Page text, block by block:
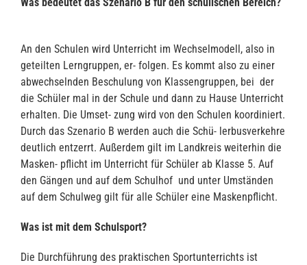
An den Schulen wird Unterricht im Wechselmodell, also in
geteilten Lerngruppen, er- folgen. Es kommt also zu einer
abwechselnden Beschulung von Klassengruppen, bei der
die Schüler mal in der Schule und dann zu Hause Unterricht
erhalten. Die Umset- zung wird von den Schulen koordiniert.
Durch das Szenario B werden auch die Schü- lerbusverkehre
deutlich entzerrt. Außerdem gilt im Landkreis weiterhin die
Masken- pflicht im Unterricht für Schüler ab Klasse 5. Auf
den Gängen und auf dem Schulhof und unter Umständen
auf dem Schulweg gilt für alle Schüler eine Maskenpflicht.
Was ist mit dem Schulsport?
Die Durchführung des praktischen Sportunterrichts ist